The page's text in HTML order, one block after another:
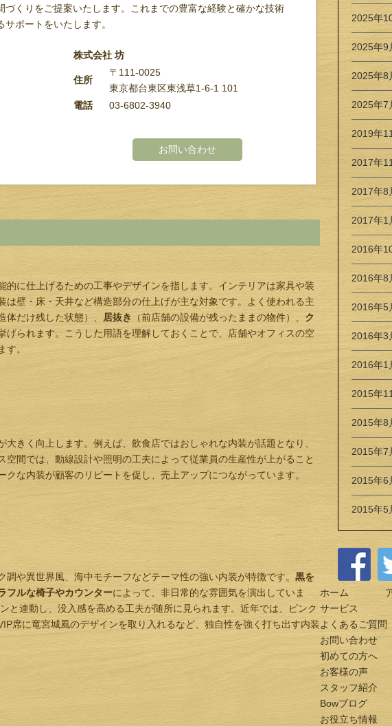
づくりをご提案いたします。これまでの豊富な経験と確かな技術
ポートをいたします。
株式会社 坊
住所
〒111-0025
東京都台東区東浅草1-6-1 101
電話
03-6802-3940
お問い合わせ
的に仕上げるための工事やデザインを指します。インテリアは家具や装
は壁・床・天井など構造部分の仕上げが主な対象です。よく使われる主
体だけ残した状態）、 居抜き （前店舗の設備が残ったままの物件）、 ク
げられます。こうした用語を理解しておくことで、店舗やオフィスの空
す。
きく向上します。例えば、飲食店ではおしゃれな内装が話題となり、
空間では、動線設計や照明の工夫によって従業員の生産性が上がること
な内装が顧客のリピートを促し、売上アップにつながっています。
や異世界風、海中モチーフなどテーマ性の強い内装が特徴です。 黒を
フルな椅子やカウンターによって、非日常的な雰囲気を演出していま
と連動し、没入感を高める工夫が随所に見られます。近年では、ピンク
席に竜宮城風のデザインを取り入れるなど、独自性を強く打ち出す内装
2025年
2025年9
2025年8
2025年7
2019年
2017年
2017年8
2017年1
2016年
2016年8
2016年5
2016年3
2016年1
2015年
2015年8
2015年7
2015年6
2015年5
ホーム
サービス
よくあるご質問
お問い合わせ
初めての方へ
お客様の声
スタッフ紹介
Bowブログ
お役立ち情報